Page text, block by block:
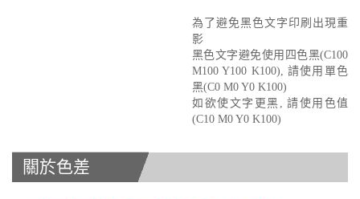
為了避免黑色文字印刷出現重
影
黑色文字避免使用四色黑(C100
M100 Y100 K100), 請使用單色
黑(C0 M0 Y0 K100)
如欲使文字更黑, 請使用色值
(C10 M0 Y0 K100)
關於色差